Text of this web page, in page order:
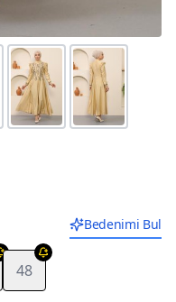
Bedenimi Bul
48